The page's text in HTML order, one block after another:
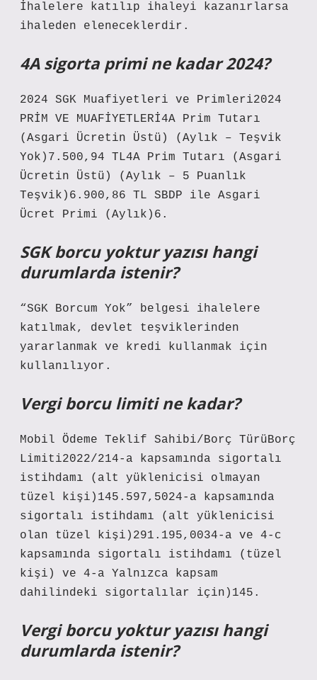
İhalelere katılıp ihaleyi kazanırlarsa
ihaleden eleneceklerdir.
4A sigorta primi ne kadar 2024?
2024 SGK Muafiyetleri ve Primleri2024
PRİM VE MUAFİYETLERİ4A Prim Tutarı
(Asgari Ücretin Üstü) (Aylık – Teşvik
Yok)7.500,94 TL4A Prim Tutarı (Asgari
Ücretin Üstü) (Aylık – 5 Puanlık
Teşvik)6.900,86 TL SBDP ile Asgari
Ücret Primi (Aylık)6.
SGK borcu yoktur yazısı hangi
durumlarda istenir?
“SGK Borcum Yok” belgesi ihalelere
katılmak, devlet teşviklerinden
yararlanmak ve kredi kullanmak için
kullanılıyor.
Vergi borcu limiti ne kadar?
Mobil Ödeme Teklif Sahibi/Borç TürüBorç
Limiti2022/214-a kapsamında sigortalı
istihdamı (alt yüklenicisi olmayan
tüzel kişi)145.597,5024-a kapsamında
sigortalı istihdamı (alt yüklenicisi
olan tüzel kişi)291.195,0034-a ve 4-c
kapsamında sigortalı istihdamı (tüzel
kişi) ve 4-a Yalnızca kapsam
dahilindeki sigortalılar için)145.
Vergi borcu yoktur yazısı hangi
durumlarda istenir?